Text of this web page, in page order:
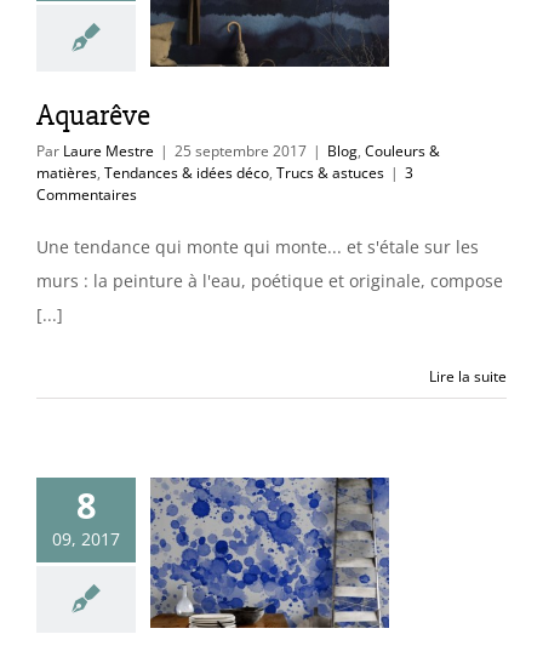
& idées déco
Aquarêve
Par Laure Mestre | 25 septembre 2017 | Blog, Couleurs &
matières, Tendances & idées déco, Trucs & astuces | 3
Commentaires
Une tendance qui monte qui monte... et s'étale sur les
murs : la peinture à l'eau, poétique et originale, compose
[...]
Lire la suite
8
09, 2017
cahiers
(Home
2017)